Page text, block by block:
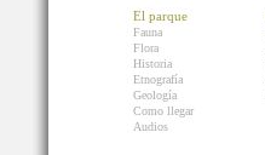
El parque
Fauna
Flora
Historia
Etnografía
Geología
Como llegar
Audios